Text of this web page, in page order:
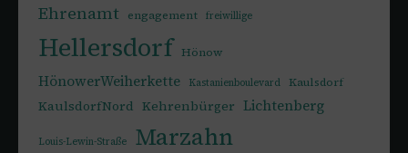
Ehrenamt engagement freiwillige
Hellersdorf Hönow
HönowerWeiherkette Kastanienboulevard Kaulsdorf
KaulsdorfNord Kehrenbürger Lichtenberg
Louis-Lewin-Straße Marzahn